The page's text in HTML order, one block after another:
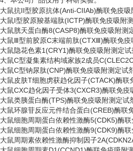
大鼠抗II型胶原抗体(Anti-CIIAb)酶联免疫吸
大鼠I型胶原羧基端肽(ICTP)酶联免疫吸附
大鼠胱天蛋白酶8(CASP8)酶联免疫吸附测
大鼠Ⅲ型前胶原C末端前肽(CTXⅢ)酶联免疫
大鼠隐花色素1(CRY1)酶联免疫吸附测定试
大鼠C型凝集素结构域家族2成员
大鼠C型钠尿肽(CNP)酶联免疫吸附测定试
大鼠皮肤T细胞虏获趋化因子(CTACK)酶联
大鼠CXC趋化因子受体3(CXCR3)酶联免疫
大鼠类胰蛋白酶(TPS)酶联免疫吸附测定试
大鼠环腺苷反应元件结合蛋白(CREB)酶联
大鼠细胞周期蛋白依赖性激酶5(CDK5)酶
大鼠细胞周期蛋白依赖性激酶9(CDK9)酶
大鼠周期素依赖性激酶抑制因子